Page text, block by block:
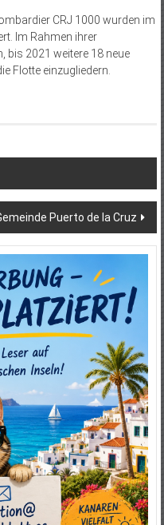
CRJ 1000 wurden im
Im Rahmen ihrer
bis 2021 weitere 18 neue
Flotte einzugliedern.
Puerto de la Cruz